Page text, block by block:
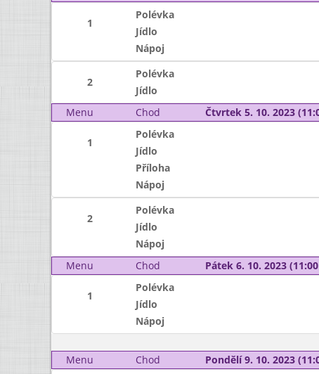
1
Polévka
Jídlo
Nápoj
2
Polévka
Jídlo
Menu
Chod Čtvrtek 5. 10. 2023
1
Polévka
Jídlo
Příloha
Nápoj
2
Polévka
Jídlo
Nápoj
Menu
Chod Pátek 6. 10. 2023
1
Polévka
Jídlo
Nápoj
Menu
Chod Pondělí 9. 10. 2023